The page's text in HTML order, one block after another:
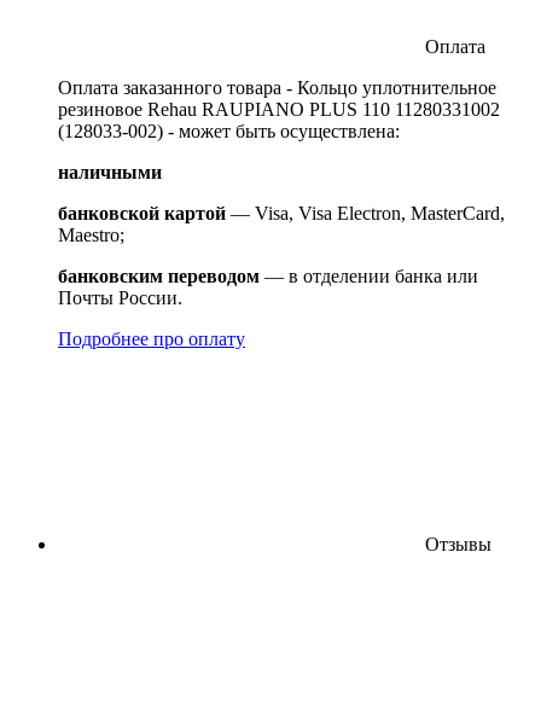
Оплата
Оплата заказанного товара - Кольцо уплотнительное
резиновое Rehau RAUPIANO PLUS 110 11280331002
(128033-002) - может быть осуществлена:
наличными
банковской картой — Visa, Visa Electron, MasterCard,
Maestro;
банковским переводом — в отделении банка или
Почты России.
Подробнее про оплату
Отзывы